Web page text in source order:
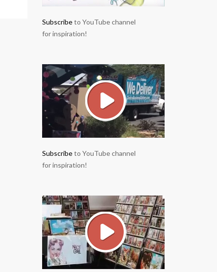
Subscribeto YouTube channel
for inspiration!
Subscribeto YouTube channel
for inspiration!